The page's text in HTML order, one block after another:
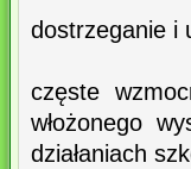
dostrzeganie i
częste
włożonego
działaniach